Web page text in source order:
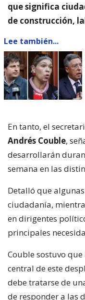
que significa
de construcción,
Lee también...
En tanto, el
Andrés Couble,
desarrollarán
semana en las
Detalló que
ciudadanía,
en dirigentes
principales
Couble sostuvo
central de este
debe tratarse de
de responder a las